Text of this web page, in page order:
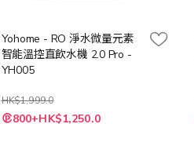
Yohome - RO 淨水微量元素
智能溫控直飲水機 2.0 Pro -
YH005
HK$1,999.0
特
殊 800+HK$1,250.0